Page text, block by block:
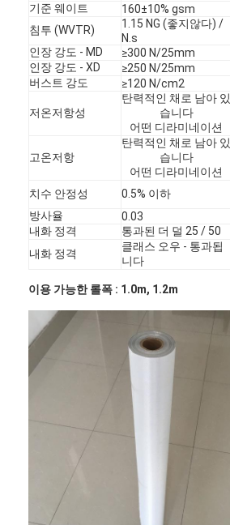
기준 웨이트
160±10% gsm
침투 (WVTR)
1.15 NG (좋지않다) /
N.s
인장 강도 - MD
≥300 N/25mm
인장 강도 - XD
≥250 N/25mm
버스트 강도
≥120 N/cm2
저온저항성
탄력적인 채로 남아 있
습니다
어떤 디라미네이션
고온저항
탄력적인 채로 남아 있
습니다
어떤 디라미네이션
치수 안정성
0.5% 이하
방사율
0.03
내화 정격
통과된 더 덜 25 / 50
내화 정격
클래스 오우 - 통과됩
니다
이용 가능한 롤폭 : 1.0m, 1.2m